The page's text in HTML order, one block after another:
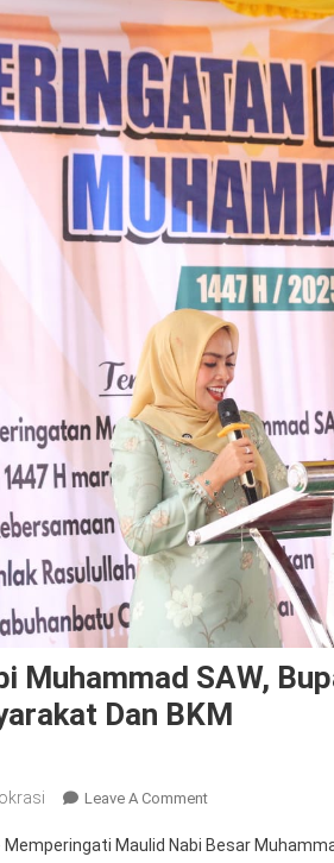
Muhammad SAW,
Dan BKM
Leave A CommentOn
Maulid
Maulid Nabi Besar